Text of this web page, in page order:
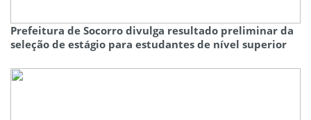
Prefeitura de Socorro divulga resultado preliminar da
seleção de estágio para estudantes de nível superior